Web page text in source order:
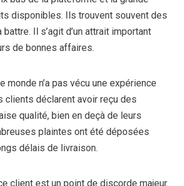
disponibles. Ils trouvent souvent des
Il s’agit d’un attrait important
de bonnes affaires.
monde n’a pas vécu une expérience
clients déclarent avoir reçu des
qualité, bien en deçà de leurs
plaintes ont été déposées
délais de livraison.
client est un point de discorde majeur.